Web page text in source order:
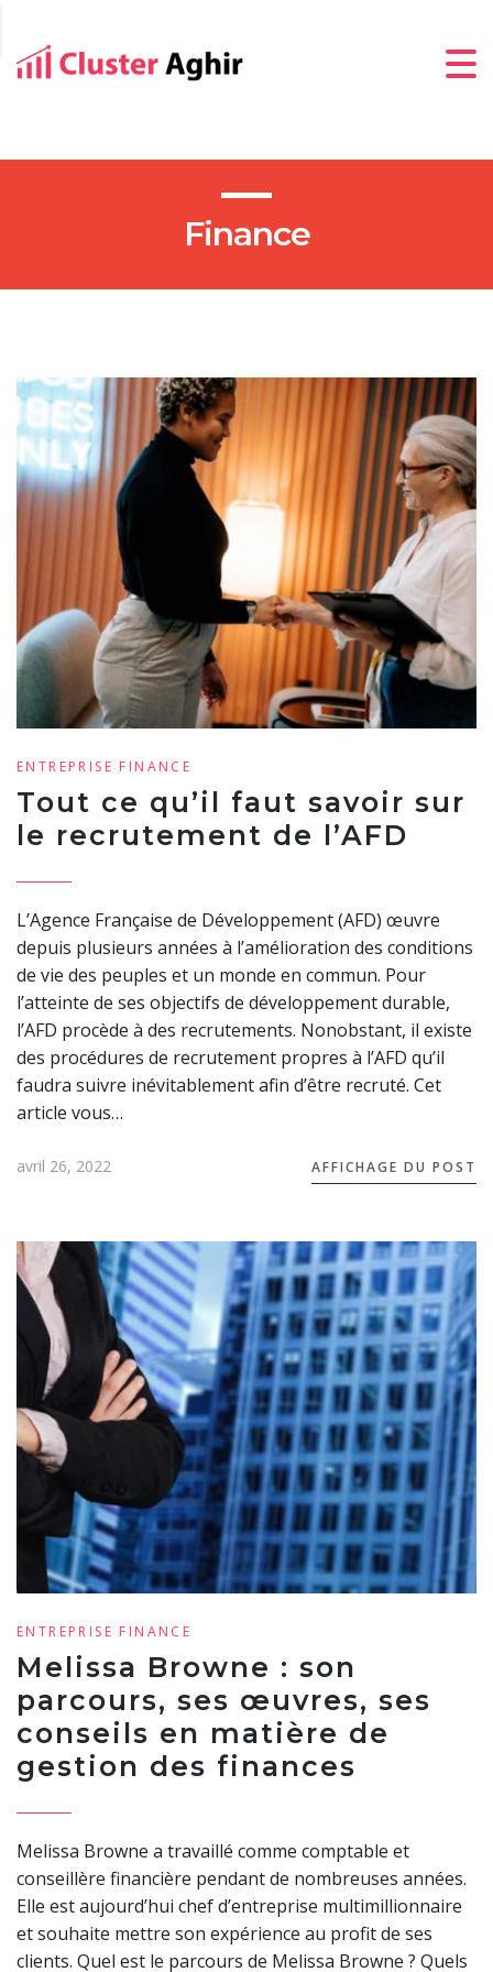
Finance
ENTREPRISE FINANCE
Tout ce qu’il faut savoir sur
le recrutement de l’AFD
L’Agence Française de Développement (AFD) œuvre
depuis plusieurs années à l’amélioration des conditions
de vie des peuples et un monde en commun. Pour
l’atteinte de ses objectifs de développement durable,
l’AFD procède à des recrutements. Nonobstant, il existe
des procédures de recrutement propres à l’AFD qu’il
faudra suivre inévitablement afin d’être recruté. Cet
article vous…
avril 26, 2022 AFFICHAGE DU POST
ENTREPRISE FINANCE
Melissa Browne : son
parcours, ses œuvres, ses
conseils en matière de
gestion des finances
Melissa Browne a travaillé comme comptable et
conseillère financière pendant de nombreuses années.
Elle est aujourd’hui chef d’entreprise multimillionnaire
et souhaite mettre son expérience au profit de ses
clients. Quel est le parcours de Melissa Browne ? Quels